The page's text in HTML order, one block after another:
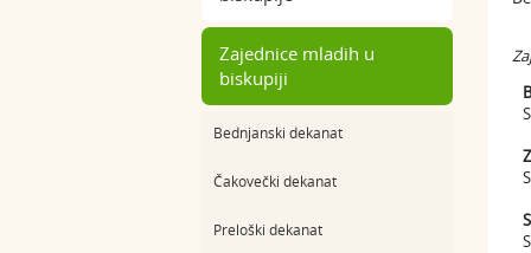
Zajednice mladih u
biskupiji
Bednjanski dekanat
Čakovečki dekanat
Preloški dekanat